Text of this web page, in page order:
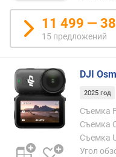
м
е
р
ы
с
ъ
е
м
к
F
11 499 —
15 предложений
DJI
2025 год
Съемка
Съемка
Съемка
Угол